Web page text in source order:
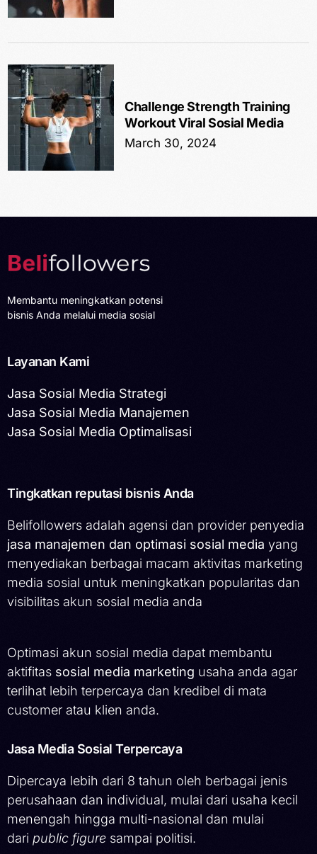
Challenge Strength Training
Workout Viral Sosial Media
March 30, 2024
Membantu meningkatkan potensi
bisnis Anda melalui media sosial
Layanan Kami
Jasa Sosial Media Strategi
Jasa Sosial Media Manajemen
Jasa Sosial Media Optimalisasi
Tingkatkan reputasi bisnis Anda
Belifollowers adalah agensi dan provider penyedia
jasa manajemen dan optimasi sosial media yang
menyediakan berbagai macam aktivitas marketing
media sosial untuk meningkatkan popularitas dan
visibilitas akun sosial media anda
Optimasi akun sosial media dapat membantu
aktifitas sosial media marketing usaha anda agar
terlihat lebih terpercaya dan kredibel di mata
customer atau klien anda.
Jasa Media Sosial Terpercaya
Dipercaya lebih dari 8 tahun oleh berbagai jenis
perusahaan dan individual, mulai dari usaha kecil
menengah hingga multi-nasional dan mulai
dari public figure sampai politisi.